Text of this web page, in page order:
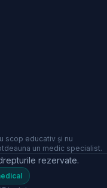
scop educativ și nu
un medic specialist.
rezervate.